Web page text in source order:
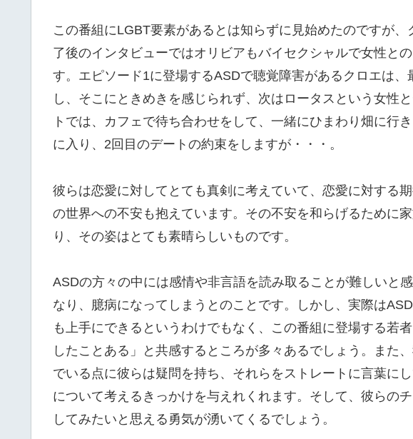
この番組にLGBT要素があるとは知らずに見始めたのですが
了後のインタビューではオリビアもバイセクシャルで女性と
す。エピソード1に登場するASDで聴覚障害があるクロエは
し、そこにときめきを感じられず、次はロータスという女性
トでは、カフェで待ち合わせをして、一緒にひまわり畑に行
に入り、2回目のデートの約束をしますが・・・。
彼らは恋愛に対してとても真剣に考えていて、恋愛に対する
の世界への不安も抱えています。その不安を和らげるために
り、その姿はとても素晴らしいものです。
ASDの方々の中には感情や非言語を読み取ることが難しいと
なり、臆病になってしまうとのことです。しかし、実際は
も上手にできるというわけでもなく、この番組に登場する若
したことある」と共感するところが多々あるでしょう。また
でいる点に彼らは疑問を持ち、それらをストレートに言葉に
について考えるきっかけを与えれくれます。そして、彼らの
してみたいと思える勇気が湧いてくるでしょう。